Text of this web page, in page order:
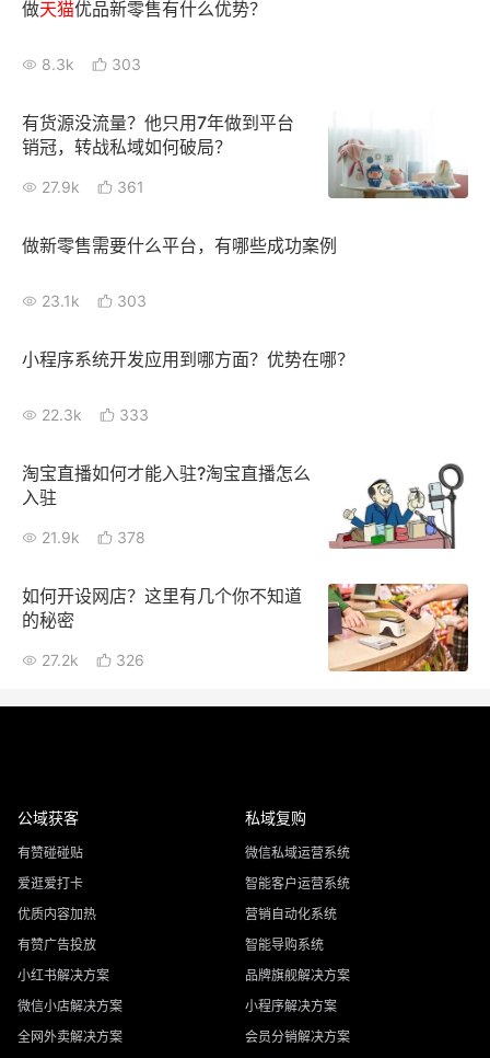
做天猫优品新零售有什么优势？
8.3k 303
有货源没流量？他只用7年做到平台
销冠，转战私域如何破局？
27.9k 361
做新零售需要什么平台，有哪些成功案例
23.1k 303
小程序系统开发应用到哪方面？优势在哪？
22.3k 333
淘宝直播如何才能入驻?淘宝直播怎么
入驻
21.9k 378
如何开设网店？这里有几个你不知道
的秘密
27.2k 326
公域获客
有赞碰碰贴
爱逛爱打卡
优质内容加热
有赞广告投放
小红书解决方案
微信小店解决方案
全网外卖解决方案
私域复购
微信私域运营系统
智能客户运营系统
营销自动化系统
智能导购系统
品牌旗舰解决方案
小程序解决方案
会员分销解决方案